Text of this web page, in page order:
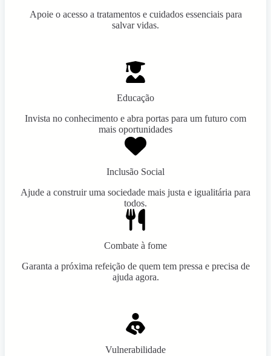
Apoie o acesso a tratamentos e cuidados essenciais para
salvar vidas.
Educação
Invista no conhecimento e abra portas para um futuro com
mais oportunidades
Inclusão Social
Ajude a construir uma sociedade mais justa e igualitária para
todos.
Combate à fome
Garanta a próxima refeição de quem tem pressa e precisa de
ajuda agora.
Vulnerabilidade